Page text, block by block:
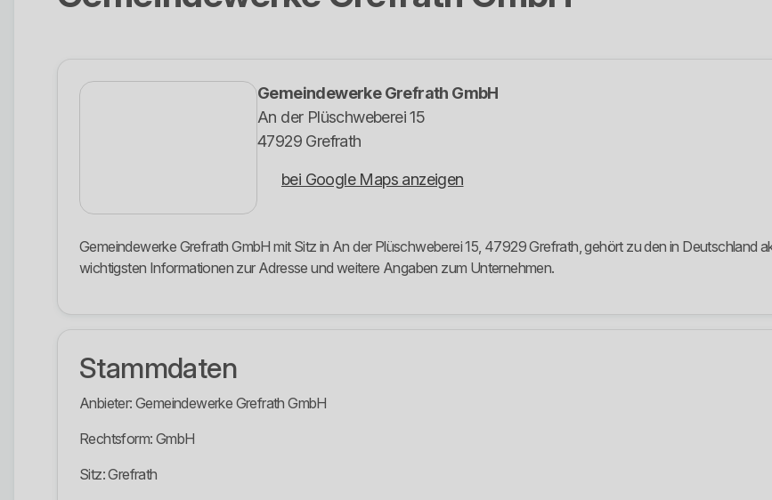
Gemeindewerke Grefrath GmbH
An der Plüschweberei 15
47929 Grefrath
bei Google Maps anzeigen
Gemeindewerke Grefrath GmbH mit Sitz in An der Plüschweberei 15, 47929 Grefrath, gehört zu den in Deutschland
wichtigsten Informationen zur Adresse und weitere Angaben zum Unternehmen.
Stammdaten
Anbieter: Gemeindewerke Grefrath GmbH
Rechtsform: GmbH
Sitz: Grefrath